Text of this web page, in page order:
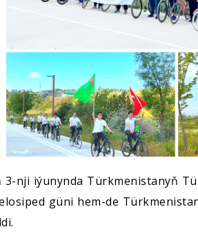
3-nji iýunynda Türkmenistanyň
güni hem-de